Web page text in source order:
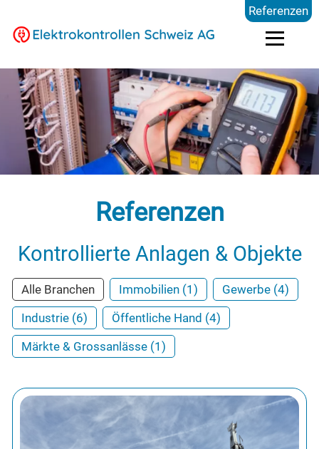
Elektrokontrollen
Branchen
Blog
Über uns
Team
Jobs
Referenzen
Kontrollierte Anlagen & Objekte
Alle Branchen Immobilien (1)
Gewerbe (4)
Industrie (6)
Öffentliche Hand (4)
Märkte & Grossanlässe (1)
Referenzen